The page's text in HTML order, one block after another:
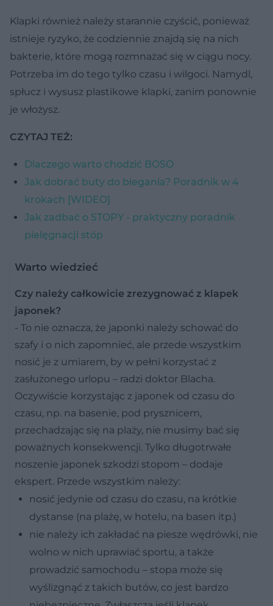
Klapki również należy starannie czyścić, ponieważ
istnieje ryzyko, że codziennie znajdą się na nich
bakterie, które mogą rozmnażać się w ciągu nocy.
Potrzeba im do tego tylko czasu i wilgoci. Namydl,
spłucz i wysusz plastikowe klapki, zanim ponownie
je włożysz.
CZYTAJ TEŻ:
Dlaczego warto chodzić BOSO
Jak dobrać buty do biegania? Poradnik w 4
krokach [WIDEO]
Jak zadbać o STOPY - praktyczny poradnik
pielęgnacji stóp
Warto wiedzieć
Czy należy całkowicie zrezygnować z klapek
japonek?
- To nie oznacza, że japonki należy schować do
szafy i o nich zapomnieć, ale przede wszystkim
nosić je z umiarem, by w pełni korzystać z
zasłużonego urlopu – radzi doktor Blacha.
Oczywiście korzystając z japonek od czasu do
czasu, np. na basenie, pod prysznicem,
przechadzając się na plaży, nie musimy bać się
poważnych konsekwencji. Tylko długotrwałe
noszenie japonek szkodzi stopom – dodaje
ekspert. Przede wszystkim należy:
nosić jedynie od czasu do czasu, na krótkie
dystanse (na plażę, w hotelu, na basen itp.)
nie należy ich zakładać na piesze wędrówki, nie
wolno w nich uprawiać sportu, a także
prowadzić samochodu – stopa może się
wyślizgnąć z takich butów, co jest bardzo